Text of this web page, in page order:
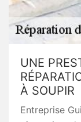
UNE
À SOUPIR
Entreprise